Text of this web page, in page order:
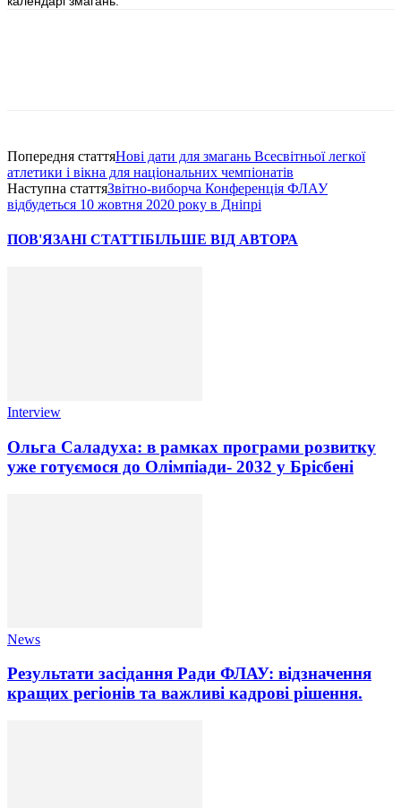
Попередня статтяНові дати для змагань Всесвітньої легкої
атлетики і вікна для національних чемпіонатів
Наступна статтяЗвітно-виборча Конференція ФЛАУ
відбудеться 10 жовтня 2020 року в Дніпрі
ПОВ'ЯЗАНІ СТАТТІБІЛЬШЕ ВІД АВТОРА
Interview
Ольга Саладуха: в рамках програми розвитку
уже готуємося до Олімпіади- 2032 у Брісбені
News
Результати засідання Ради ФЛАУ: відзначення
кращих регіонів та важливі кадрові рішення.